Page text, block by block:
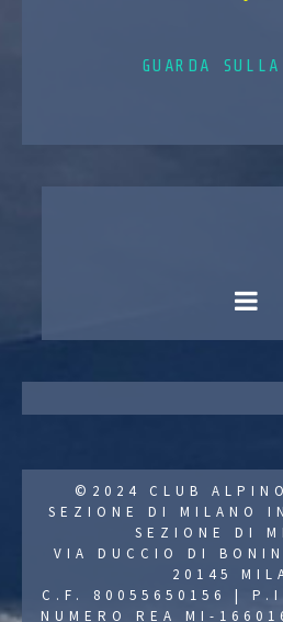
GUARDA
©2024 CLUB
SEZIONE DI MILANO
SEZIONE DI
VIA DUCCIO DI
20145
C.F. 80055650156 |
NUMERO REA MI-